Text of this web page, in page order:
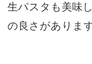
生パスタも美味
の良さがありま